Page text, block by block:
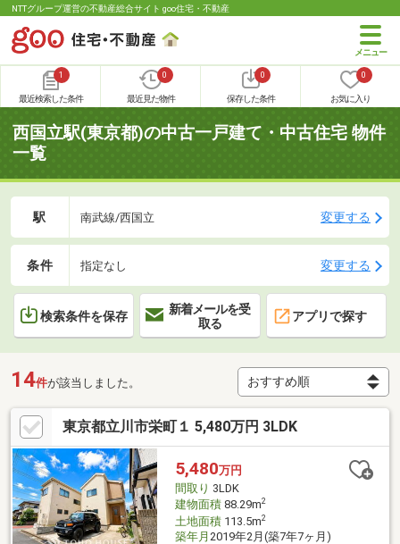
NTTグループ運営の不動産総合サイト goo住宅・不動産
1
最近検索した条件
0
最近見た物件
0
保存した条件
0
お気に入り
西国立駅(東京都)の中古一戸建て・中古住宅 物件
一覧
駅 南武線/西国立 変更する
条件 指定なし 変更する
検索条件を保存
新着メールを受
取る
アプリで探す
14件が該当しました。
東京都立川市栄町１ 5,480万円 3LDK
5,480万円
間取り 3LDK
建物面積88.29m2
土地面積113.5m2
築年月 2019年2月(築7年7ヶ月)